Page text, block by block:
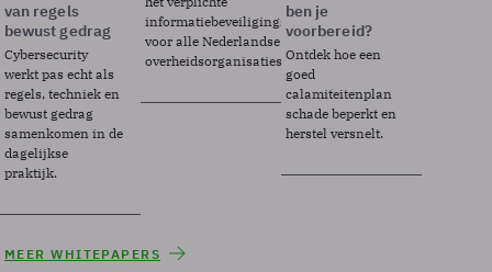
van regels
bewust gedrag
Cybersecurity
werkt pas echt als
regels, techniek en
bewust gedrag
samenkomen in de
dagelijkse
praktijk.
informatiebeveiligingsframework
voor alle Nederlandse
overheidsorganisaties.
ben je
voorbereid?
Ontdek hoe een
goed
calamiteitenplan
schade beperkt en
herstel versnelt.
MEER WHITEPAPERS